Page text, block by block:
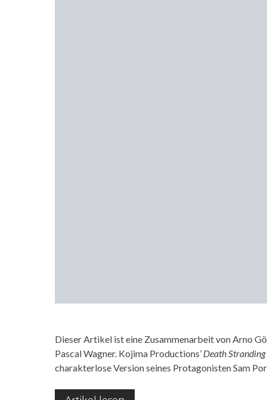
Dieser Artikel ist eine Zusammenarbeit von Arno
Pascal Wagner. Kojima Productions’ Death Stranding
charakterlose Version seines Protagonisten Sam